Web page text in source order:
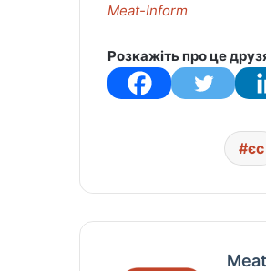
Meat-Inform
Розкажіть про це
єс